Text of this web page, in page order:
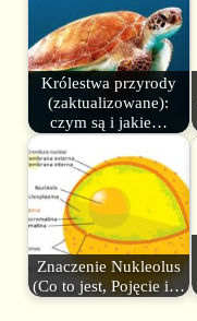
Królestwa przyrody
(zaktualizowane):
czym są i jakie…
Znaczenie Nukleolus
(Co to jest, Pojęcie i…